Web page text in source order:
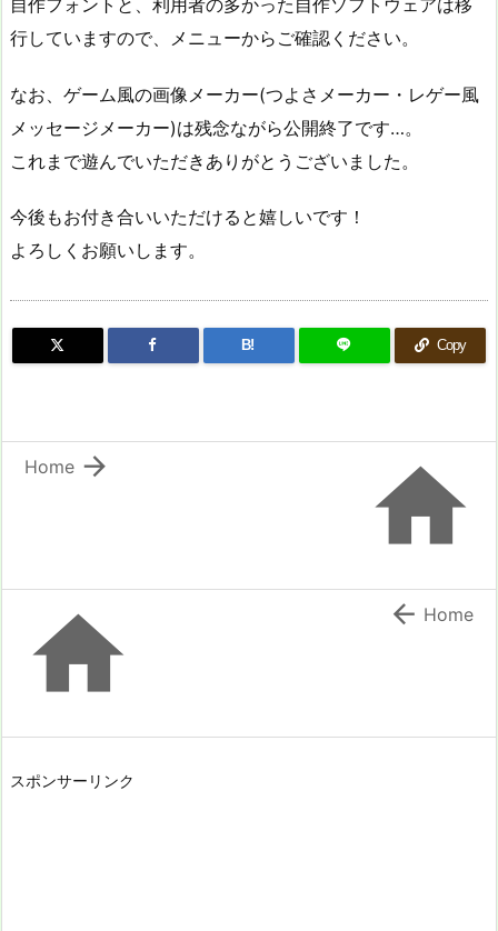
行していますので、メニューからご確認ください。
なお、ゲーム風の画像メーカー(つよさメーカー・レゲー風
メッセージメーカー)は残念ながら公開終了です…。
これまで遊んでいただきありがとうございました。
今後もお付き合いいただけると嬉しいです！
よろしくお願いします。
B! Copy


Home
  Home
スポンサーリンク